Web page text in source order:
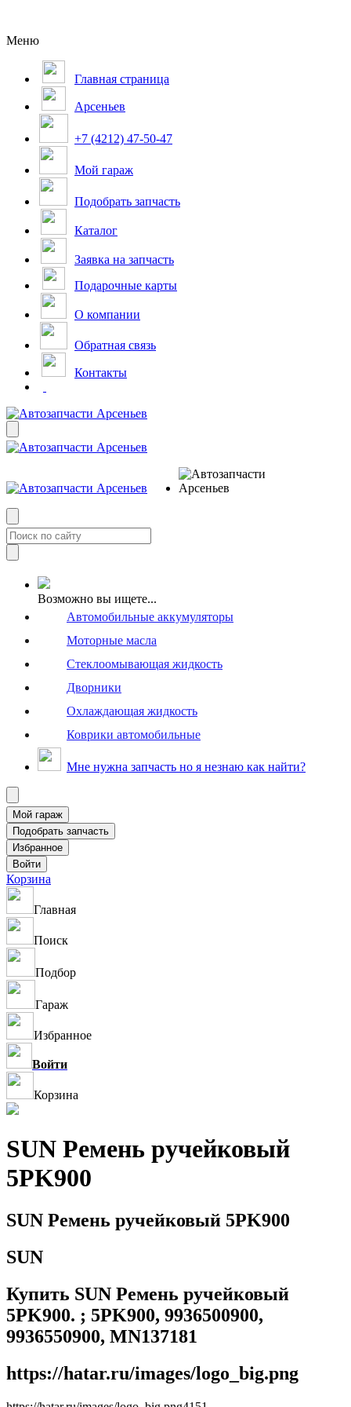
Меню
Главная страница
Арсеньев
+7 (4212) 47-50-47
Мой гараж
Подобрать запчасть
Каталог
Заявка на запчасть
Подарочные карты
О компании
Обратная связь
Контакты
Возможно вы ищете...
Автомобильные аккумуляторы
Моторные масла
Стеклоомывающая жидкость
Дворники
Охлаждающая жидкость
Коврики автомобильные
Мне нужна запчасть но я незнаю как найти?
Корзина
Главная
Поиск
Подбор
Гараж
Избранное
Войти
Корзина
SUN Ремень ручейковый
5PK900
SUN Ремень ручейковый 5PK900
SUN
Купить SUN Ремень ручейковый
5PK900. ; 5PK900, 9936500900,
9936550900, MN137181
https://hatar.ru/images/logo_big.png